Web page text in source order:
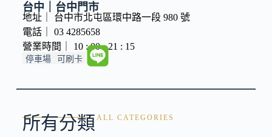
台中｜台中門市
地址｜ 台中市北屯區環中路一段 980 號
電話｜ 03 4285658
營業時間｜ 10 : 00 - 21 : 15
停車場 可刷卡
ALL CATEGORIES
所有分類